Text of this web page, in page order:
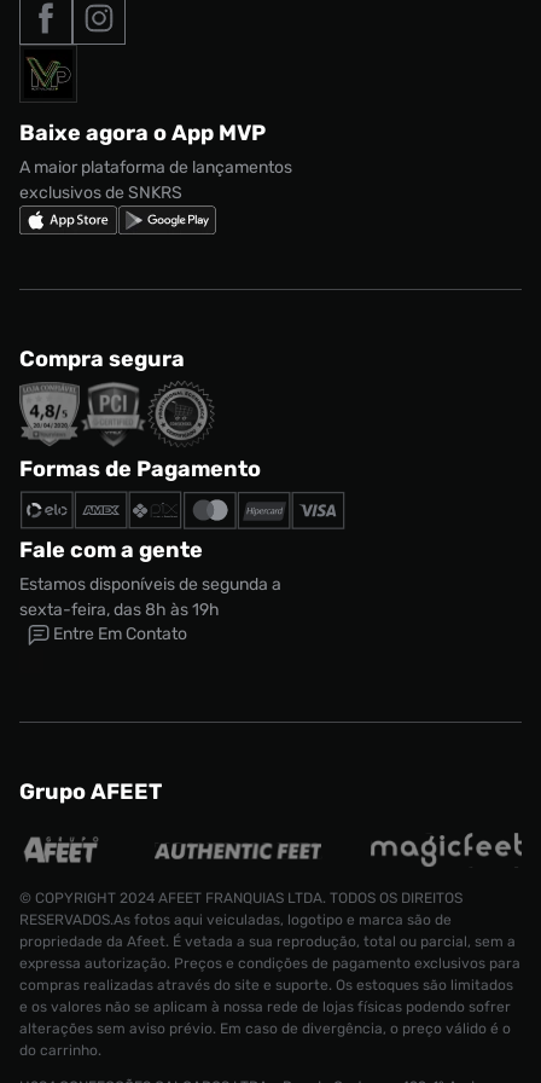
Roupas
Acessórios
Marcas
Nike Air Max
adidas Adi2000
adidas Campus
Nike Shox
Nossas lojas
Termos de uso
Política de privacidade
Regulamento CRM/ CASHBACK
Regulamento Cupom
Formas de Pagamento
Solicite seus dados
Baixe agora o App MVP
A maior plataforma de lançamentos
exclusivos de SNKRS
Compra segura
Formas de Pagamento
Fale com a gente
Estamos disponíveis de segunda a
sexta-feira, das 8h às 19h
Entre Em Contato
Grupo AFEET
© COPYRIGHT 2024 AFEET FRANQUIAS LTDA. TODOS OS DIREITOS
RESERVADOS.As fotos aqui veiculadas, logotipo e marca são de
propriedade da Afeet. É vetada a sua reprodução, total ou parcial, sem a
expressa autorização. Preços e condições de pagamento exclusivos para
compras realizadas através do site e suporte. Os estoques são limitados
e os valores não se aplicam à nossa rede de lojas físicas podendo sofrer
alterações sem aviso prévio. Em caso de divergência, o preço válido é o
do carrinho.